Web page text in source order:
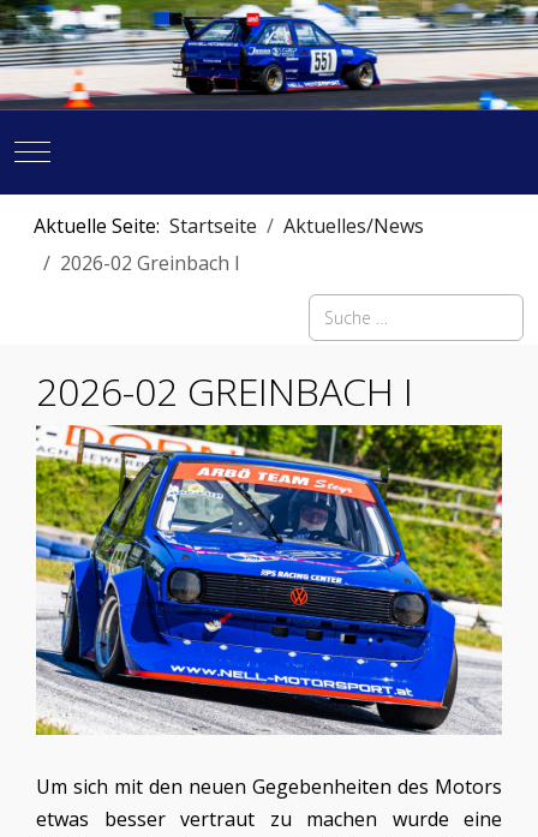
Mobile Menu Toggle
Aktuelle Seite: Startseite
Aktuelles/News
2026-02 Greinbach I
Suchen
2026-02 GREINBACH I
Um sich mit den neuen Gegebenheiten des Motors
etwas besser vertraut zu machen wurde eine